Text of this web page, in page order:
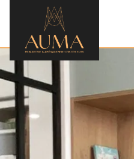
AUMA
NOS MÉTIERS ET SOLUTIONS
NOS RÉALISATIONS
NOUS CONTACTER